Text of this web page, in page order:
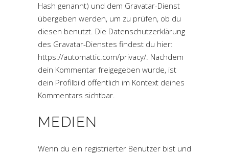
Hash genannt) und dem Gravatar-Dienst
übergeben werden, um zu prüfen, ob du
diesen benutzt. Die Datenschutzerklärung
des Gravatar-Dienstes findest du hier:
https://automattic.com/privacy/. Nachdem
dein Kommentar freigegeben wurde, ist
dein Profilbild öffentlich im Kontext deines
Kommentars sichtbar.
MEDIEN
Wenn du ein registrierter Benutzer bist und